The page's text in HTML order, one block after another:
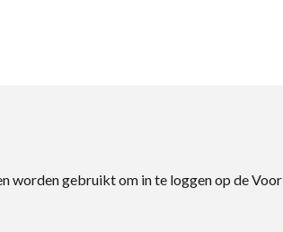
worden gebruikt om in te loggen op de Voor